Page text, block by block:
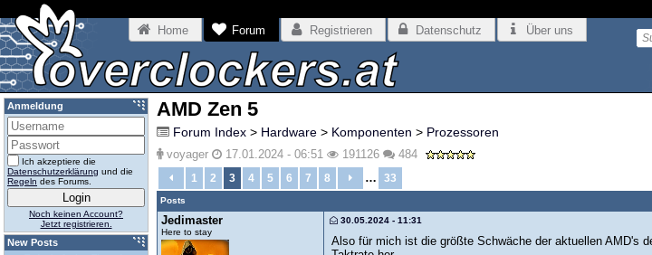
Home Forum Registrieren Datenschutz Über uns
AMD Zen 5
Forum Index > Hardware > Komponenten > Prozessoren
voyager 17.01.2024 - 06:51 191126 484
1 2 3 4 5 6 7 8 … 33
Posts
Jedimaster
Here to stay
30.05.2024 - 11:31
Also für mich ist die größte Schwäche der aktuellen AMD's
Anmeldung
Ich akzeptiere die
Datenschutzerklärung und die
Regeln des Forums.
Noch keinen Account?
Jetzt registrieren.
New Posts